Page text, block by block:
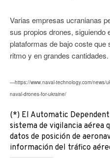
Varias empresas ucranianas
sus propios drones, siguiendo
plataformas de bajo coste
ritmo y en grandes cantidades.
—https://www.naval-technology.com/news/
naval-drones-for-ukraine/
(*) El Automatic
sistema de vigilancia aérea
datos de posición de
información del tráfico